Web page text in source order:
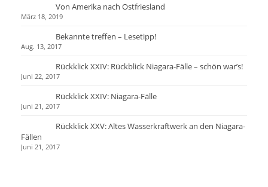
h
Von Amerika nach Ostfriesland
März 18, 2019
Bekannte treffen – Lesetipp!
Aug. 13, 2017
Rückklick XXIV: Rückblick Niagara-Fälle – schön war’s!
Juni 22, 2017
Rückklick XXIV: Niagara-Fälle
Juni 21, 2017
Rückklick XXV: Altes Wasserkraftwerk an den Niagara-
Fällen
Juni 21, 2017